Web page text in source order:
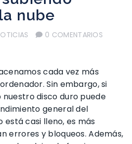
nube
0 COMENTARIOS
cada vez más
Sin embargo, si
disco duro puede
general del
está casi lleno, es más
errores y bloqueos. Además,